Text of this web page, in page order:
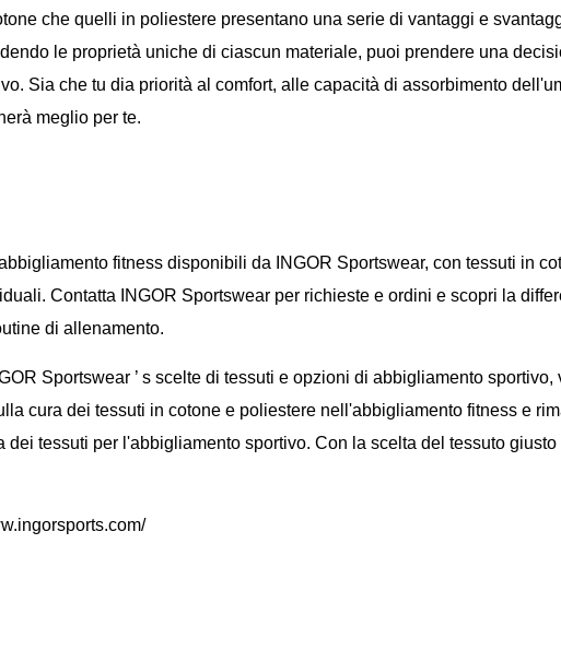
che quelli in poliestere presentano una serie di vantaggi e
le proprietà uniche di ciascun materiale, puoi prendere una
Sia che tu dia priorità al comfort, alle capacità di assorbimento
meglio per te.
fitness disponibili da INGOR Sportswear, con tessuti in
Contatta INGOR Sportswear per richieste e ordini e scopri la
di allenamento.
Sportswear ’ s scelte di tessuti e opzioni di abbigliamento sportivo,
cura dei tessuti in cotone e poliestere nell'abbigliamento fitness e
dei tessuti per l'abbigliamento sportivo. Con la scelta del tessuto